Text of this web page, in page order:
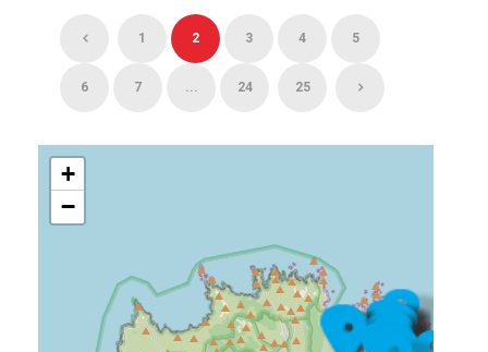
1 2 3 4 5
6 7 ... 24 25
+
−